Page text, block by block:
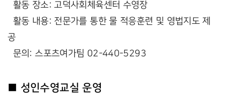
활동 장소: 고덕사회체육센터 수영장
활동 내용: 전문가를 통한 물 적응훈련 및 영법지도 제
공
문의: 스포츠여가팀 02-440-5293
■ 성인수영교실 운영